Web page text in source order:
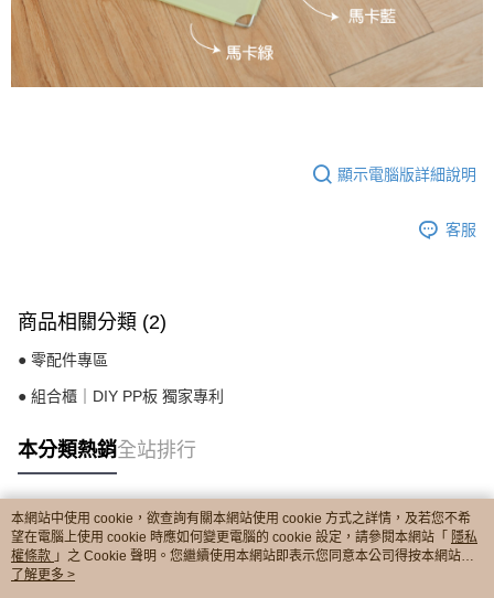
顯示電腦版詳細說明
客服
商品相關分類 (2)
● 零配件專區
● 組合櫃｜DIY PP板 獨家專利
本分類熱銷全站排行
熱門標籤
本網站中使用 cookie，欲查詢有關本網站使用 cookie 方式之詳情，及若您不希
望在電腦上使用 cookie 時應如何變更電腦的 cookie 設定，請參閱本網站「 隱私
權條款 」之 Cookie 聲明。您繼續使用本網站即表示您同意本公司得按本網站使
用條款之 Cookie 聲明使用 cookie。
了解更多 >